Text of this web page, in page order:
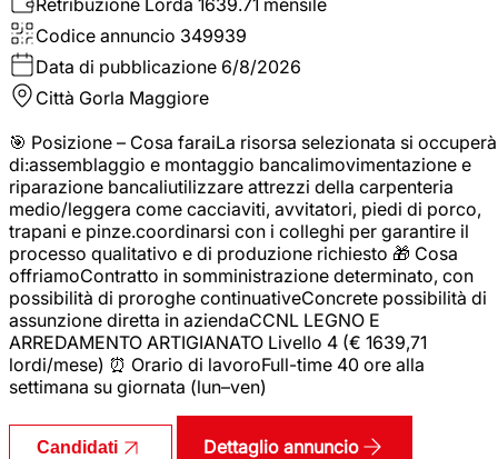
Codice annuncio 349939
Data di pubblicazione 6/8/2026
Città Gorla Maggiore
🎯 Posizione – Cosa faraiLa risorsa selezionata si occuperà
di:assemblaggio e montaggio bancalimovimentazione e
riparazione bancaliutilizzare attrezzi della carpenteria
medio/leggera come cacciaviti, avvitatori, piedi di porco,
trapani e pinze.coordinarsi con i colleghi per garantire il
processo qualitativo e di produzione richiesto 🎁 Cosa
offriamoContratto in somministrazione determinato, con
possibilità di proroghe continuativeConcrete possibilità di
assunzione diretta in aziendaCCNL LEGNO E
ARREDAMENTO ARTIGIANATO Livello 4 (€ 1639,71
lordi/mese) ⏰ Orario di lavoroFull-time 40 ore alla
settimana su giornata (lun–ven)
Candidati Dettaglio annuncio